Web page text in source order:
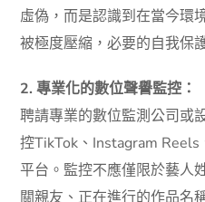
虛偽，而是認識到在當今環
被極度壓縮，必要的自我保
2. 專業化的數位聲譽監控：
聘請專業的數位監測公司或
控TikTok、Instagram
平台。監控不應僅限於藝人
關親友、正在進行的作品名